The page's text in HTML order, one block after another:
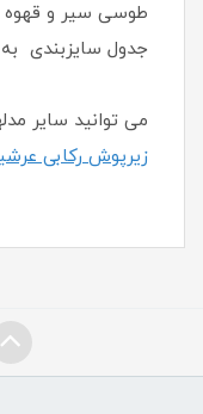
طوسی سیر و قهوه
جدول سایزبندی
می توانید سایر
زیرپوش رکابی